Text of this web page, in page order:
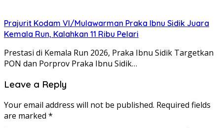
Prajurit Kodam VI/Mulawarman Praka Ibnu Sidik Juara
Kemala Run, Kalahkan 11 Ribu Pelari
Prestasi di Kemala Run 2026, Praka Ibnu Sidik Targetkan
PON dan Porprov Praka Ibnu Sidik…
Leave a Reply
Your email address will not be published. Required fields
are marked *